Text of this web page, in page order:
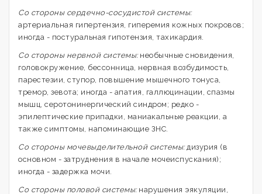
Со стороны сердечно-сосудистой системы:
артериальная гипертензия, гиперемия кожных покровов;
иногда - постуральная гипотензия, тахикардия.
Со стороны нервной системы:необычные сновидения,
головокружение, бессонница, нервная возбудимость,
парестезии, ступор, повышение мышечного тонуса,
тремор, зевота; иногда - апатия, галлюцинации, спазмы
мышц, серотонинергический синдром; редко -
эпилептические припадки, маниакальные реакции, а
также симптомы, напоминающие ЗНС.
Со стороны мочевыделительной системы:дизурия (в
основном - затруднения в начале мочеиспускания);
иногда - задержка мочи.
Со стороны половой системы:нарушения эякуляции,